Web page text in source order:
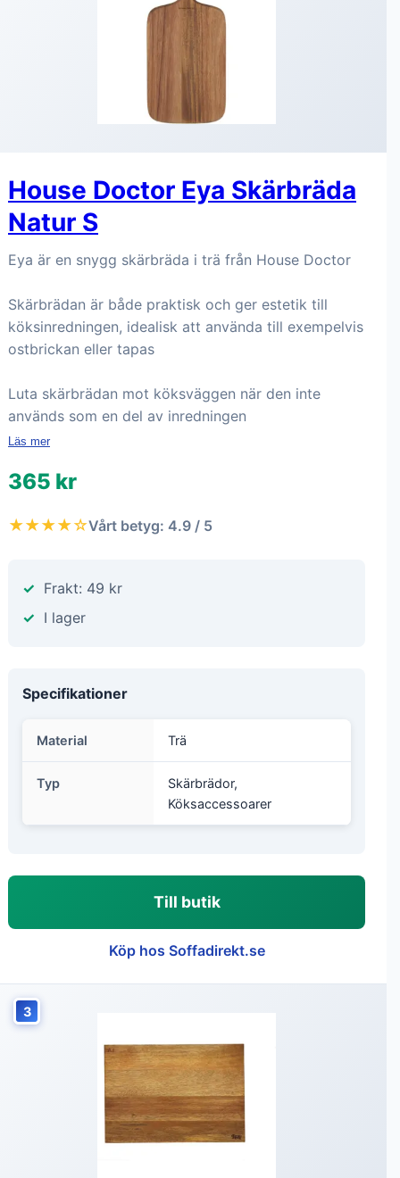
House Doctor Eya Skärbräda
Natur S
Eya är en snygg skärbräda i trä från House Doctor
Skärbrädan är både praktisk och ger estetik till
köksinredningen, idealisk att använda till exempelvis
ostbrickan eller tapas
Luta skärbrädan mot köksväggen när den inte
används som en del av inredningen
Läs mer
365 kr
★★★★☆Vårt betyg: 4.9 / 5
Frakt: 49 kr
I lager
Specifikationer
Material Trä
Typ
Skärbrädor,
Köksaccessoarer
Till butik
Köp hos Soffadirekt.se
3